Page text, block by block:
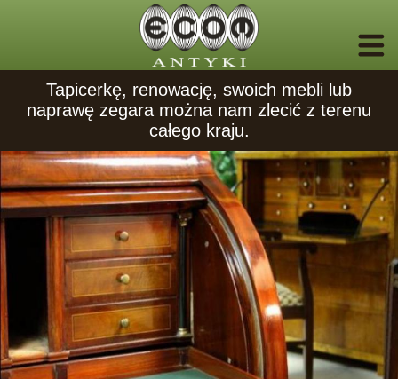
Tapicerkę, renowację, swoich mebli lub
naprawę zegara można nam zlecić z terenu
całego kraju.